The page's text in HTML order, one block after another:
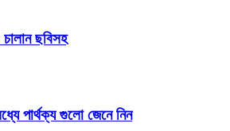
ছবিসহ
পার্থক্য গুলো জেনে নিন